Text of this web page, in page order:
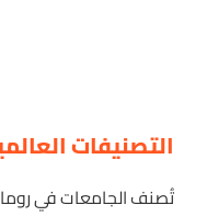
التصنيفات
تُصنف الجامعات في